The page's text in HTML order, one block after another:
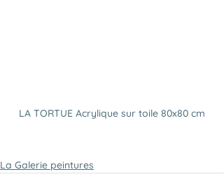
LA TORTUE Acrylique sur toile 80x80 cm
La Galerie peintures